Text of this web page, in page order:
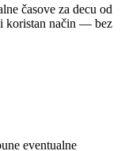
časove za decu od
koristan način — bez
eventualne